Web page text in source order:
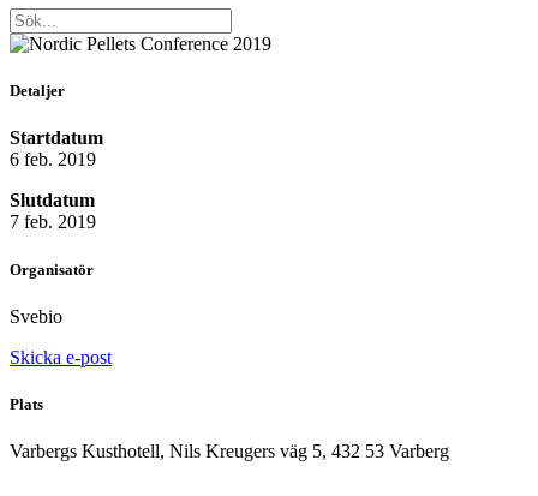
Detaljer
Startdatum
6 feb. 2019
Slutdatum
7 feb. 2019
Organisatör
Svebio
Skicka e-post
Plats
Varbergs Kusthotell, Nils Kreugers väg 5, 432 53 Varberg